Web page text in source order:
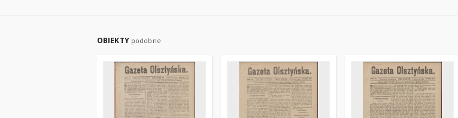
OBIEKTY podobne